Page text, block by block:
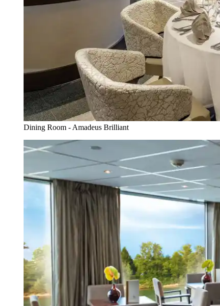
Dining Room - Amadeus Brilliant